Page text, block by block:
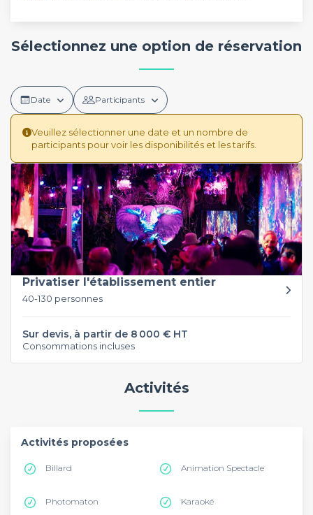
Sélectionnez une option de réservation
Date Participants
Veuillez sélectionner une date et un nombre de
participants pour voir les disponibilités et les tarifs.
Privatiser l'établissement entier
40-130 personnes
Sur devis, à partir de 8 000 € HT
Consommations incluses
Activités
Activités proposées
Billard Animation Spectacle
Photomaton Karaoké